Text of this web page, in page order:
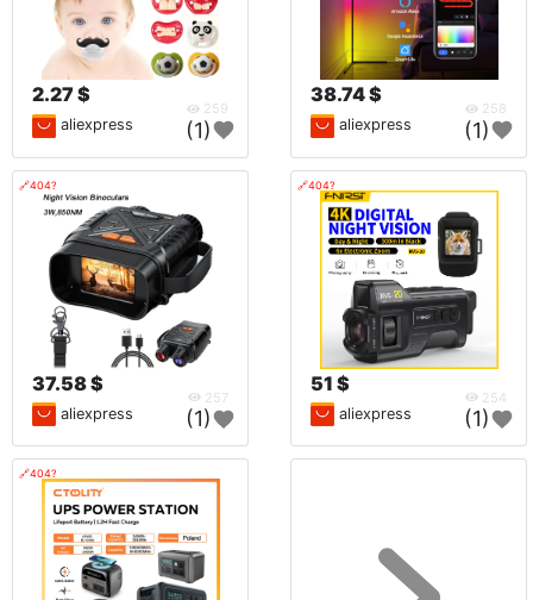
2.27 $
259
aliexpress (1)
38.74 $
258
aliexpress (1)
🔗404?
37.58 $
257
aliexpress (1)
🔗404?
51 $
254
aliexpress (1)
🔗404?